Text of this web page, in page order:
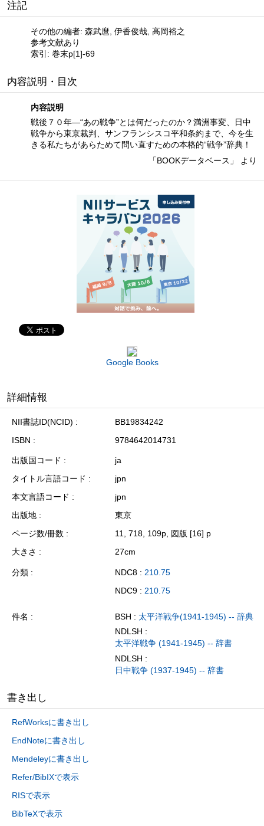
注記
その他の編者: 森武麿, 伊香俊哉, 高岡裕之
参考文献あり
索引: 巻末p[1]-69
内容説明・目次
内容説明
戦後７０年—“あの戦争”とは何だったのか？満洲事変、日中
戦争から東京裁判、サンフランシスコ平和条約まで、今を生
きる私たちがあらためて問い直すための本格的“戦争”辞典！
「BOOKデータベース」 より
Google Books
詳細情報
NII書誌ID(NCID)
BB19834242
ISBN
9784642014731
出版国コード
ja
タイトル言語コード
jpn
本文言語コード
jpn
出版地
東京
ページ数/冊数
11, 718, 109p, 図版 [16] p
大きさ
27cm
分類 NDC8 : 210.75
NDC9 : 210.75
件名 BSH : 太平洋戦争(1941-1945) -- 辞典
NDLSH :
太平洋戦争 (1941-1945) -- 辞書
NDLSH :
日中戦争 (1937-1945) -- 辞書
書き出し
RefWorksに書き出し
EndNoteに書き出し
Mendeleyに書き出し
Refer/BibIXで表示
RISで表示
BibTeXで表示